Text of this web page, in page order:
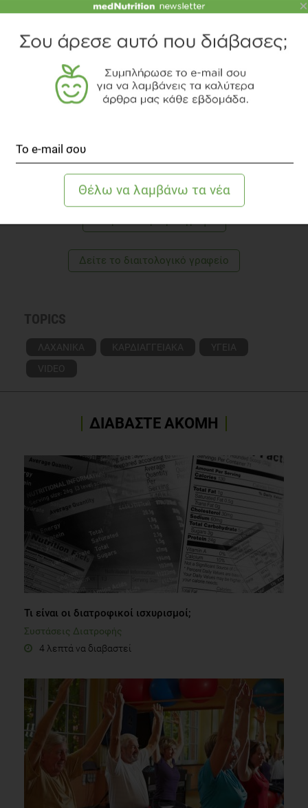
ΕΙΡΉΝΗ ΚΟΝΤΟΠΊΔΟΥ
H Eιρήνη Κοντοπίδου είναι Κλινικός Διαιτολόγος,
με επιπλέον μεταπτυχιακή εξειδίκευση (M.Sc.)
Διαιτολογίας του Μητροπολιτικού Κολλεγίου
Θεσσαλονίκης και παρέχει διαιτολογικές
υπηρεσίες στο γραφείο της στην Πυλαία
Θεσσαλονίκης.
Δείτε το διαιτολογικό γραφείο
TOPICS
ΛΑΧΑΝΙΚΑ ΚΑΡΔΙΑΓΓΕΙΑΚΑ
ΥΓΕΙΑ
VIDEO
ΔΙΑΒΑΣΤΕ ΑΚΟΜΗ
Τι είναι οι διατροφικοί ισχυρισμοί;
Συστάσεις Διατροφής
4 λεπτά να διαβαστεί
×